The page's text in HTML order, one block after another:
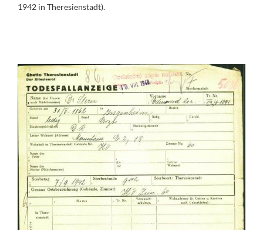
1942 in Theresienstadt).